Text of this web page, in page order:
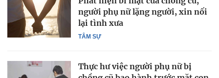
TÂM SỰ
người phụ nữ lặng người, xin nối
lại tình xưa
Thực hư việc người phụ nữ bị